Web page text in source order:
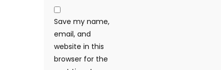
Save my name,
email, and
website in this
browser for the